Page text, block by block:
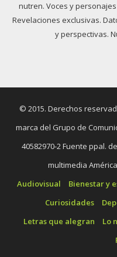
nutren. Voces y
Revelaciones exclusivas.
y perspectivas.
© 2015. Derechos
marca del Grupo de
40582970-2 Fuente ppal.
multimedia
Audiovisual
Bienestar y
Curiosidades
Letras que alegran
Lo